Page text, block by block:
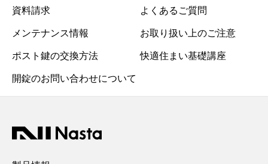
資料請求 よくあるご質問
メンテナンス情報 お取り扱い上のご注意
ポスト鍵の交換方法 快適住まい基礎講座
開錠のお問い合わせについて